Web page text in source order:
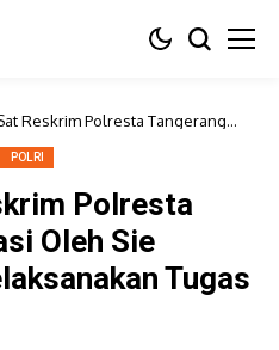
Reskrim Polresta Tangerang
hari
POLRI
Polresta
Oleh Sie
Tugas